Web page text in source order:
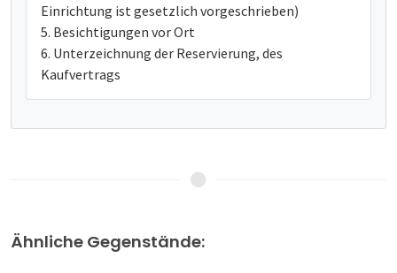
Einrichtung ist gesetzlich vorgeschrieben)
Besichtigungen vor Ort
Unterzeichnung der Reservierung, des
Kaufvertrags
Ähnliche Gegenstände: